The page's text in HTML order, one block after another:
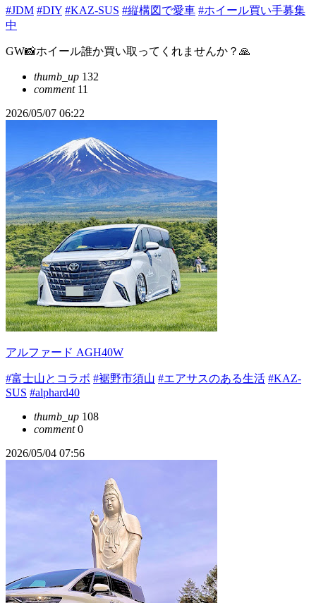
#JDM #DIY #KAZ-SUS #縦構図で愛車 #ホイール買い手募集
中
GW📸ホイール誰か買い取ってくれませんか？🙏
thumb_up 132
comment11
2026/05/07 06:22
アルファード AGH40W
#富士山とコラボ #裾野市須山 #エアサスのある生活 #KAZ-
SUS #alphard40
thumb_up 108
comment0
2026/05/04 07:56